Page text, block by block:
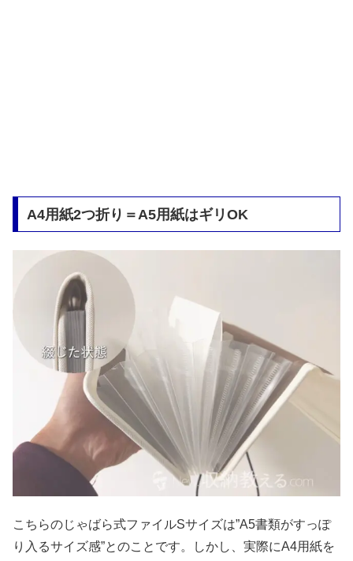
A4用紙2つ折り＝A5用紙はギリOK
こちらのじゃばら式ファイルSサイズは”A5書類がすっぽ
り入るサイズ感”とのことです。しかし、実際にA4用紙を